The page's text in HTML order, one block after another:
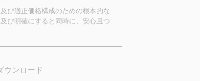
び適正価格構成のための根本的な
び明確にすると同時に、安心且つ
ウンロード